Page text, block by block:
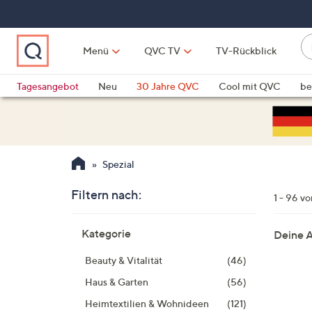
springen
Menü QVC TV TV-Rückblick
Tagesangebot
Neu 30 Jahre QVC Cool mit QVC
Spezial
Filtern nach:
Produktliste
Kategorie
Beauty & Vitalität
(46)
Haus & Garten
(56)
Heimtextilien & Wohnideen
(121)
1 - 96
Deine